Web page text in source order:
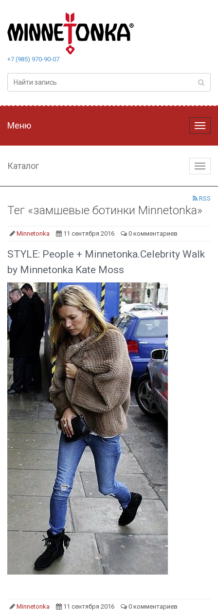
+7 (985) 970-90-07
Меню
Меню
Каталог
RSS
Тег «замшевые ботинки Minnetonka»
Minnetonka 11 сентября 2016 0 комментариев
STYLE: People + Minnetonka.Celebrity Walk
by Minnetonka Kate Moss
Minnetonka 11 сентября 2016 0 комментариев